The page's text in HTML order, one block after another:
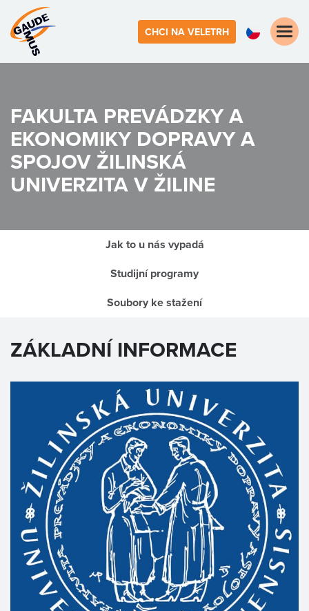
CHCI NA VELETRH
Toggle
FAKULTA PREVÁDZKY A
EKONOMIKY DOPRAVY A
SPOJOV ŽILINSKÁ
UNIVERZITA V ŽILINE
Jak to u nás vypadá
Studijní programy
Soubory ke stažení
ZÁKLADNÍ INFORMACE